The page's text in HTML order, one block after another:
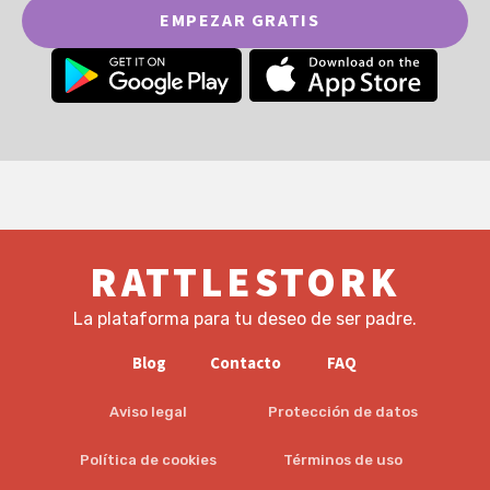
EMPEZAR GRATIS
RATTLESTORK
La plataforma para tu deseo de ser padre.
Blog Contacto FAQ
Aviso legal Protección de datos
Política de cookies Términos de uso